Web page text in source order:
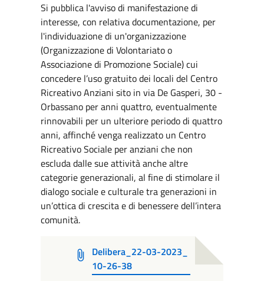
Si pubblica l'avviso di manifestazione di
interesse, con relativa documentazione, per
l'individuazione di un'organizzazione
(Organizzazione di Volontariato o
Associazione di Promozione Sociale) cui
concedere l’uso gratuito dei locali del Centro
Ricreativo Anziani sito in via De Gasperi, 30 -
Orbassano per anni quattro, eventualmente
rinnovabili per un ulteriore periodo di quattro
anni, affinché venga realizzato un Centro
Ricreativo Sociale per anziani che non
escluda dalle sue attività anche altre
categorie generazionali, al fine di stimolare il
dialogo sociale e culturale tra generazioni in
un’ottica di crescita e di benessere dell’intera
comunità.
Delibera_22-03-2023_
10-26-38